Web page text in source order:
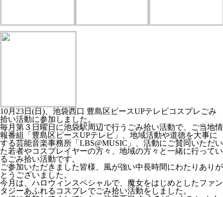
10月23日(日)、池袋西口 豊島区ピースUPテレビコスプレごみ
拾い活動に参加しました。
毎月第３日曜日に池袋駅周辺で行うごみ拾い活動で、ご当地情
報番組「豊島区ピースUPテレビ」、地域活動や道徳を大事に
する芸能音楽事務所「LBS@MUSIC」、活動にご賛同いただい
た若者やコスプレイヤーの方々、地域の方々と一緒に行ってい
るごみ拾い活動です。
ご参加いただきました皆様、風が強い中長時間にわたりありが
とうございました。
今月は、ハロウィンスペシャルで、魔女をはじめとしたファン
タジーあふれるコスプレでごみ拾い活動をしました。